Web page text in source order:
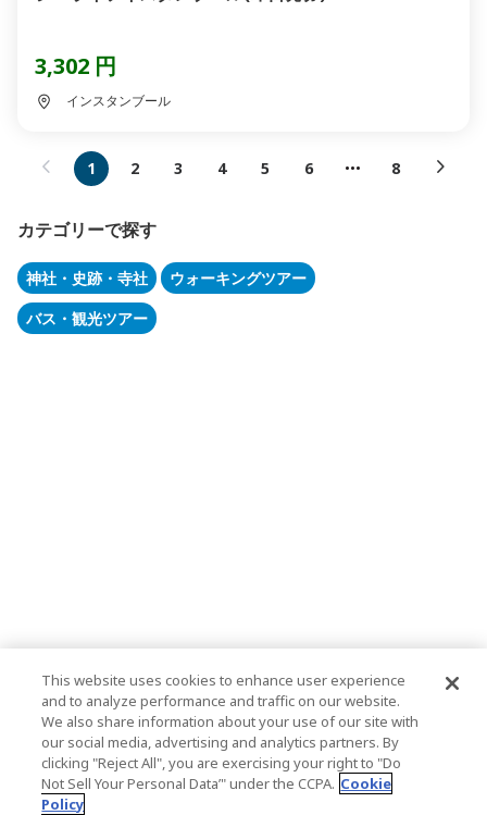
3,302 円
インスタンブール
1 2 3 4 5 6 8
カテゴリーで探す
神社・史跡・寺社
ウォーキングツアー
バス・観光ツアー
This website uses cookies to enhance user experience
and to analyze performance and traffic on our website.
We also share information about your use of our site with
our social media, advertising and analytics partners. By
clicking "Reject All", you are exercising your right to "Do
Not Sell Your Personal Data’" under the CCPA. Cookie
Policy